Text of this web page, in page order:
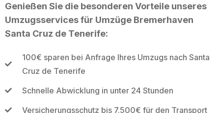
Genießen Sie die besonderen Vorteile unseres
Umzugsservices für Umzüge Bremerhaven
Santa Cruz de Tenerife:
100€ sparen bei Anfrage Ihres Umzugs nach Santa
Cruz de Tenerife
Schnelle Abwicklung in unter 24 Stunden
Versicherungsschutz bis 7.500€ für den Transport